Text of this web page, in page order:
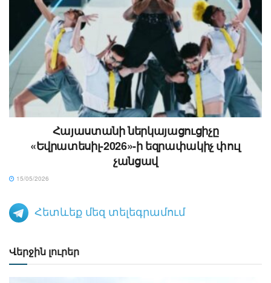
Հայաստանի ներկայացուցիչը
«Եվրատեսիլ-2026»-ի եզրափակիչ փուլ
չանցավ
15/05/2026
Հետևեք մեզ տելեգրամում
Վերջին լուրեր